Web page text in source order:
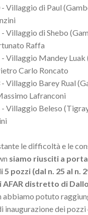
- Villaggio di Paul
- Villaggio di Shebo
Raffa
- Villaggio Mandey Luak
Carlo Roncato
- Villaggio Barey Rual
Lafranconi
- Villaggio Beleso
le difficoltà e le
siamo riusciti a
5 pozzi (dal n. 25 al n.
AFAR distretto di
abbiamo potuto
inaugurazione dei